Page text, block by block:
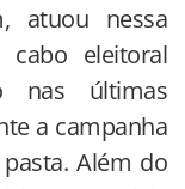
atuou nessa
eleitoral
nas últimas
a campanha
Além do